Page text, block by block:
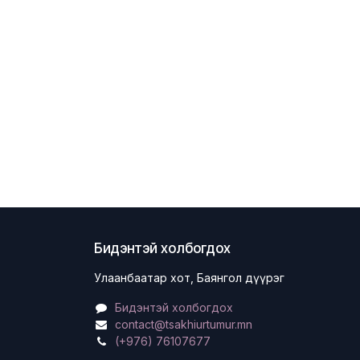
Бидэнтэй холбогдох
Улаанбаатар хот, Баянгол дүүрэг
Бидэнтэй холбогдох
contact@tsakhiurtumur.mn
(+976) 76107677